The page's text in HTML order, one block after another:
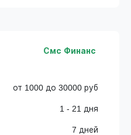
Смс Финанс
от 1000 до 30000 руб
1 - 21 дня
7 дней